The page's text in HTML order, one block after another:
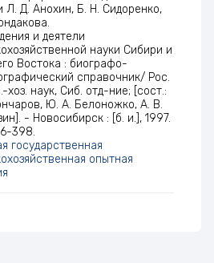
Л. Д. Анохин, Б. Н. Сидоренко,
и деятели
науки Сибири и
Востока : биографо-
справочник/ Рос.
хоз. наук, Сиб. отд-ние; [сост.:
Ю. А. Белоножко, А. В.
- Новосибирск : [б. и.], 1997.
398.
государственная
опытная